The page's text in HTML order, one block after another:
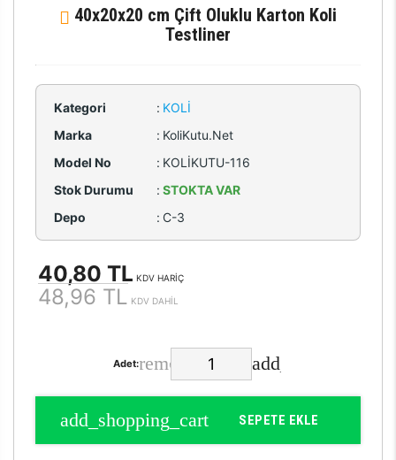
40x20x20 cm Çift Oluklu Karton Koli
Testliner
Kategori : KOLI
Marka
: KoliKutu.Net
Model No
: KOLİKUTU-116
Stok Durumu
: STOKTA VAR
Depo
: C-3
40,80 TL KDV HARİÇ
48,96 TL KDV DAHİL
Adet:
SEPETE EKLE